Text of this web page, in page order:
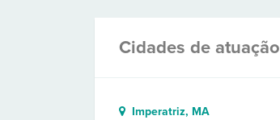
Cidades de atuação
Imperatriz, MA